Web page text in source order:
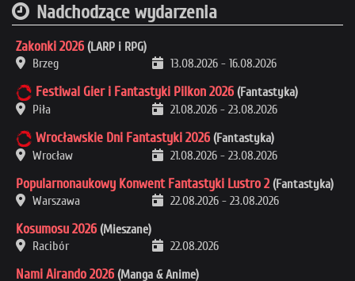
Nadchodzące wydarzenia
Zakonki 2026 (LARP i RPG)
Brzeg
13.08.2026 - 16.08.2026
Festiwal Gier i Fantastyki Pilkon 2026 (Fantastyka)
Piła
21.08.2026 - 23.08.2026
Wrocławskie Dni Fantastyki 2026 (Fantastyka)
Wrocław
21.08.2026 - 23.08.2026
Popularnonaukowy Konwent Fantastyki Lustro 2 (Fantastyka)
Warszawa
22.08.2026 - 23.08.2026
Kosumosu 2026 (Mieszane)
Racibór
22.08.2026
Nami Airando 2026 (Manga & Anime)